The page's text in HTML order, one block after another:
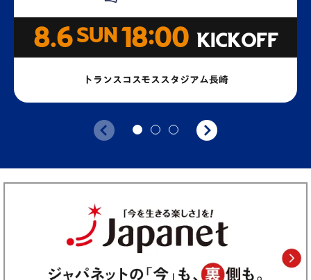
8.6 SUN 18:00 KICKOFF
トランスコスモススタジアム長崎